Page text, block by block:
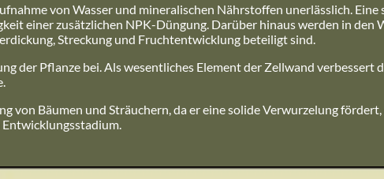
von Wasser und mineralischen Nährstoffen unerlässlich.
einer zusätzlichen NPK-Düngung. Darüber hinaus werden in den
Streckung und Fruchtentwicklung beteiligt sind.
der Pflanze bei. Als wesentliches Element der Zellwand
von Bäumen und Sträuchern, da er eine solide Verwurzelung